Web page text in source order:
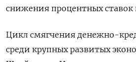
снижения процентных ставок
Цикл смягчения денежно-
среди крупных развитых